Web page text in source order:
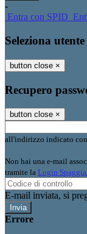
-
Entra con SPID
Seleziona utente
button close ×
Recupero
button close ×
all'indirizzo indicato
Non hai una e-mail
tramite la Login
E-mail inviata, si
Errore